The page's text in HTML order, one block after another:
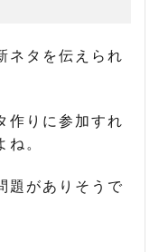
ネタを伝えられ
作りに参加すれ
。
題がありそうで